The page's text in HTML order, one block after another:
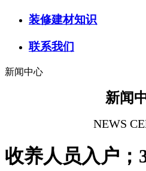
装修建材知识
联系我们
新闻中心
新闻
NEWS
收养人员入户；